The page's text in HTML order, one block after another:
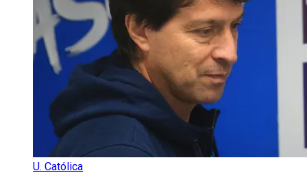
U. Católica